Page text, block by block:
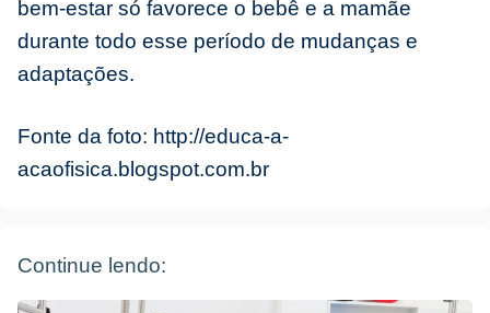
bem-estar só favorece o bebê e a mamãe
durante todo esse período de mudanças e
adaptações.
Fonte da foto: http://educa-a-
acaofisica.blogspot.com.br
Continue lendo: